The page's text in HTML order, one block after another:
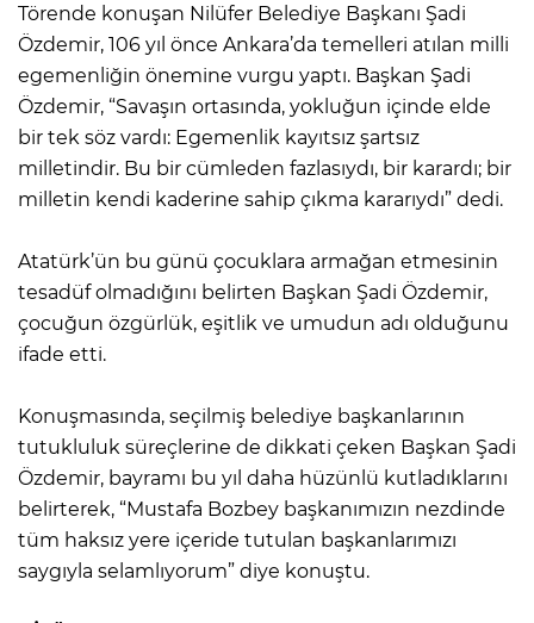
Törende konuşan Nilüfer Belediye Başkanı Şadi
Özdemir, 106 yıl önce Ankara’da temelleri atılan milli
egemenliğin önemine vurgu yaptı. Başkan Şadi
Özdemir, “Savaşın ortasında, yokluğun içinde elde
bir tek söz vardı: Egemenlik kayıtsız şartsız
milletindir. Bu bir cümleden fazlasıydı, bir karardı; bir
milletin kendi kaderine sahip çıkma kararıydı” dedi.
Atatürk’ün bu günü çocuklara armağan etmesinin
tesadüf olmadığını belirten Başkan Şadi Özdemir,
çocuğun özgürlük, eşitlik ve umudun adı olduğunu
ifade etti.
Konuşmasında, seçilmiş belediye başkanlarının
tutukluluk süreçlerine de dikkati çeken Başkan Şadi
Özdemir, bayramı bu yıl daha hüzünlü kutladıklarını
belirterek, “Mustafa Bozbey başkanımızın nezdinde
tüm haksız yere içeride tutulan başkanlarımızı
saygıyla selamlıyorum” diye konuştu.